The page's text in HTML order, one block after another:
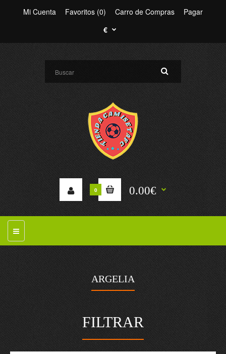
Mi Cuenta Favoritos (0) Carro de Compras
Pagar
€
0 0.00€
ARGELIA
FILTRAR